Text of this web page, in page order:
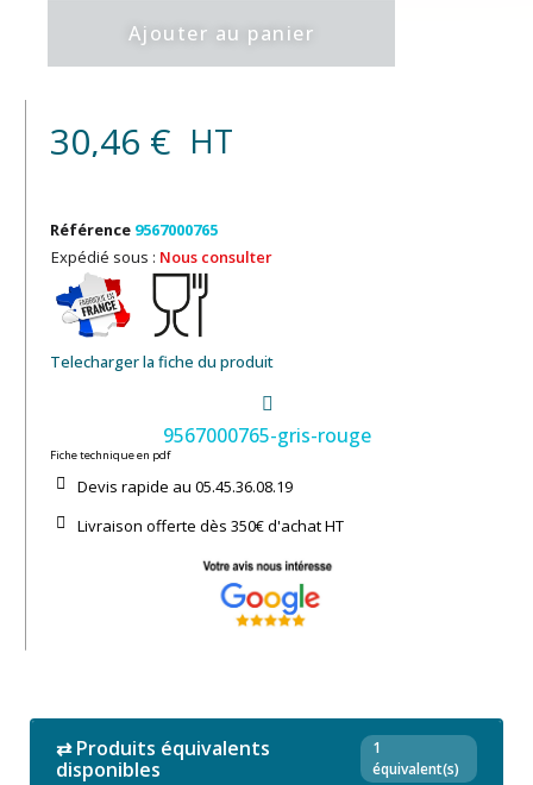
Ajouter au panier
30,46 € HT
Référence 9567000765
Expédié sous : Nous consulter
Telecharger la fiche du produit
9567000765-gris-rouge
Fiche technique en pdf
Devis rapide au 05.45.36.08.19​
Livraison offerte dès 350€ d'achat​ HT
⇄ Produits équivalents
disponibles
1
équivalent(s)